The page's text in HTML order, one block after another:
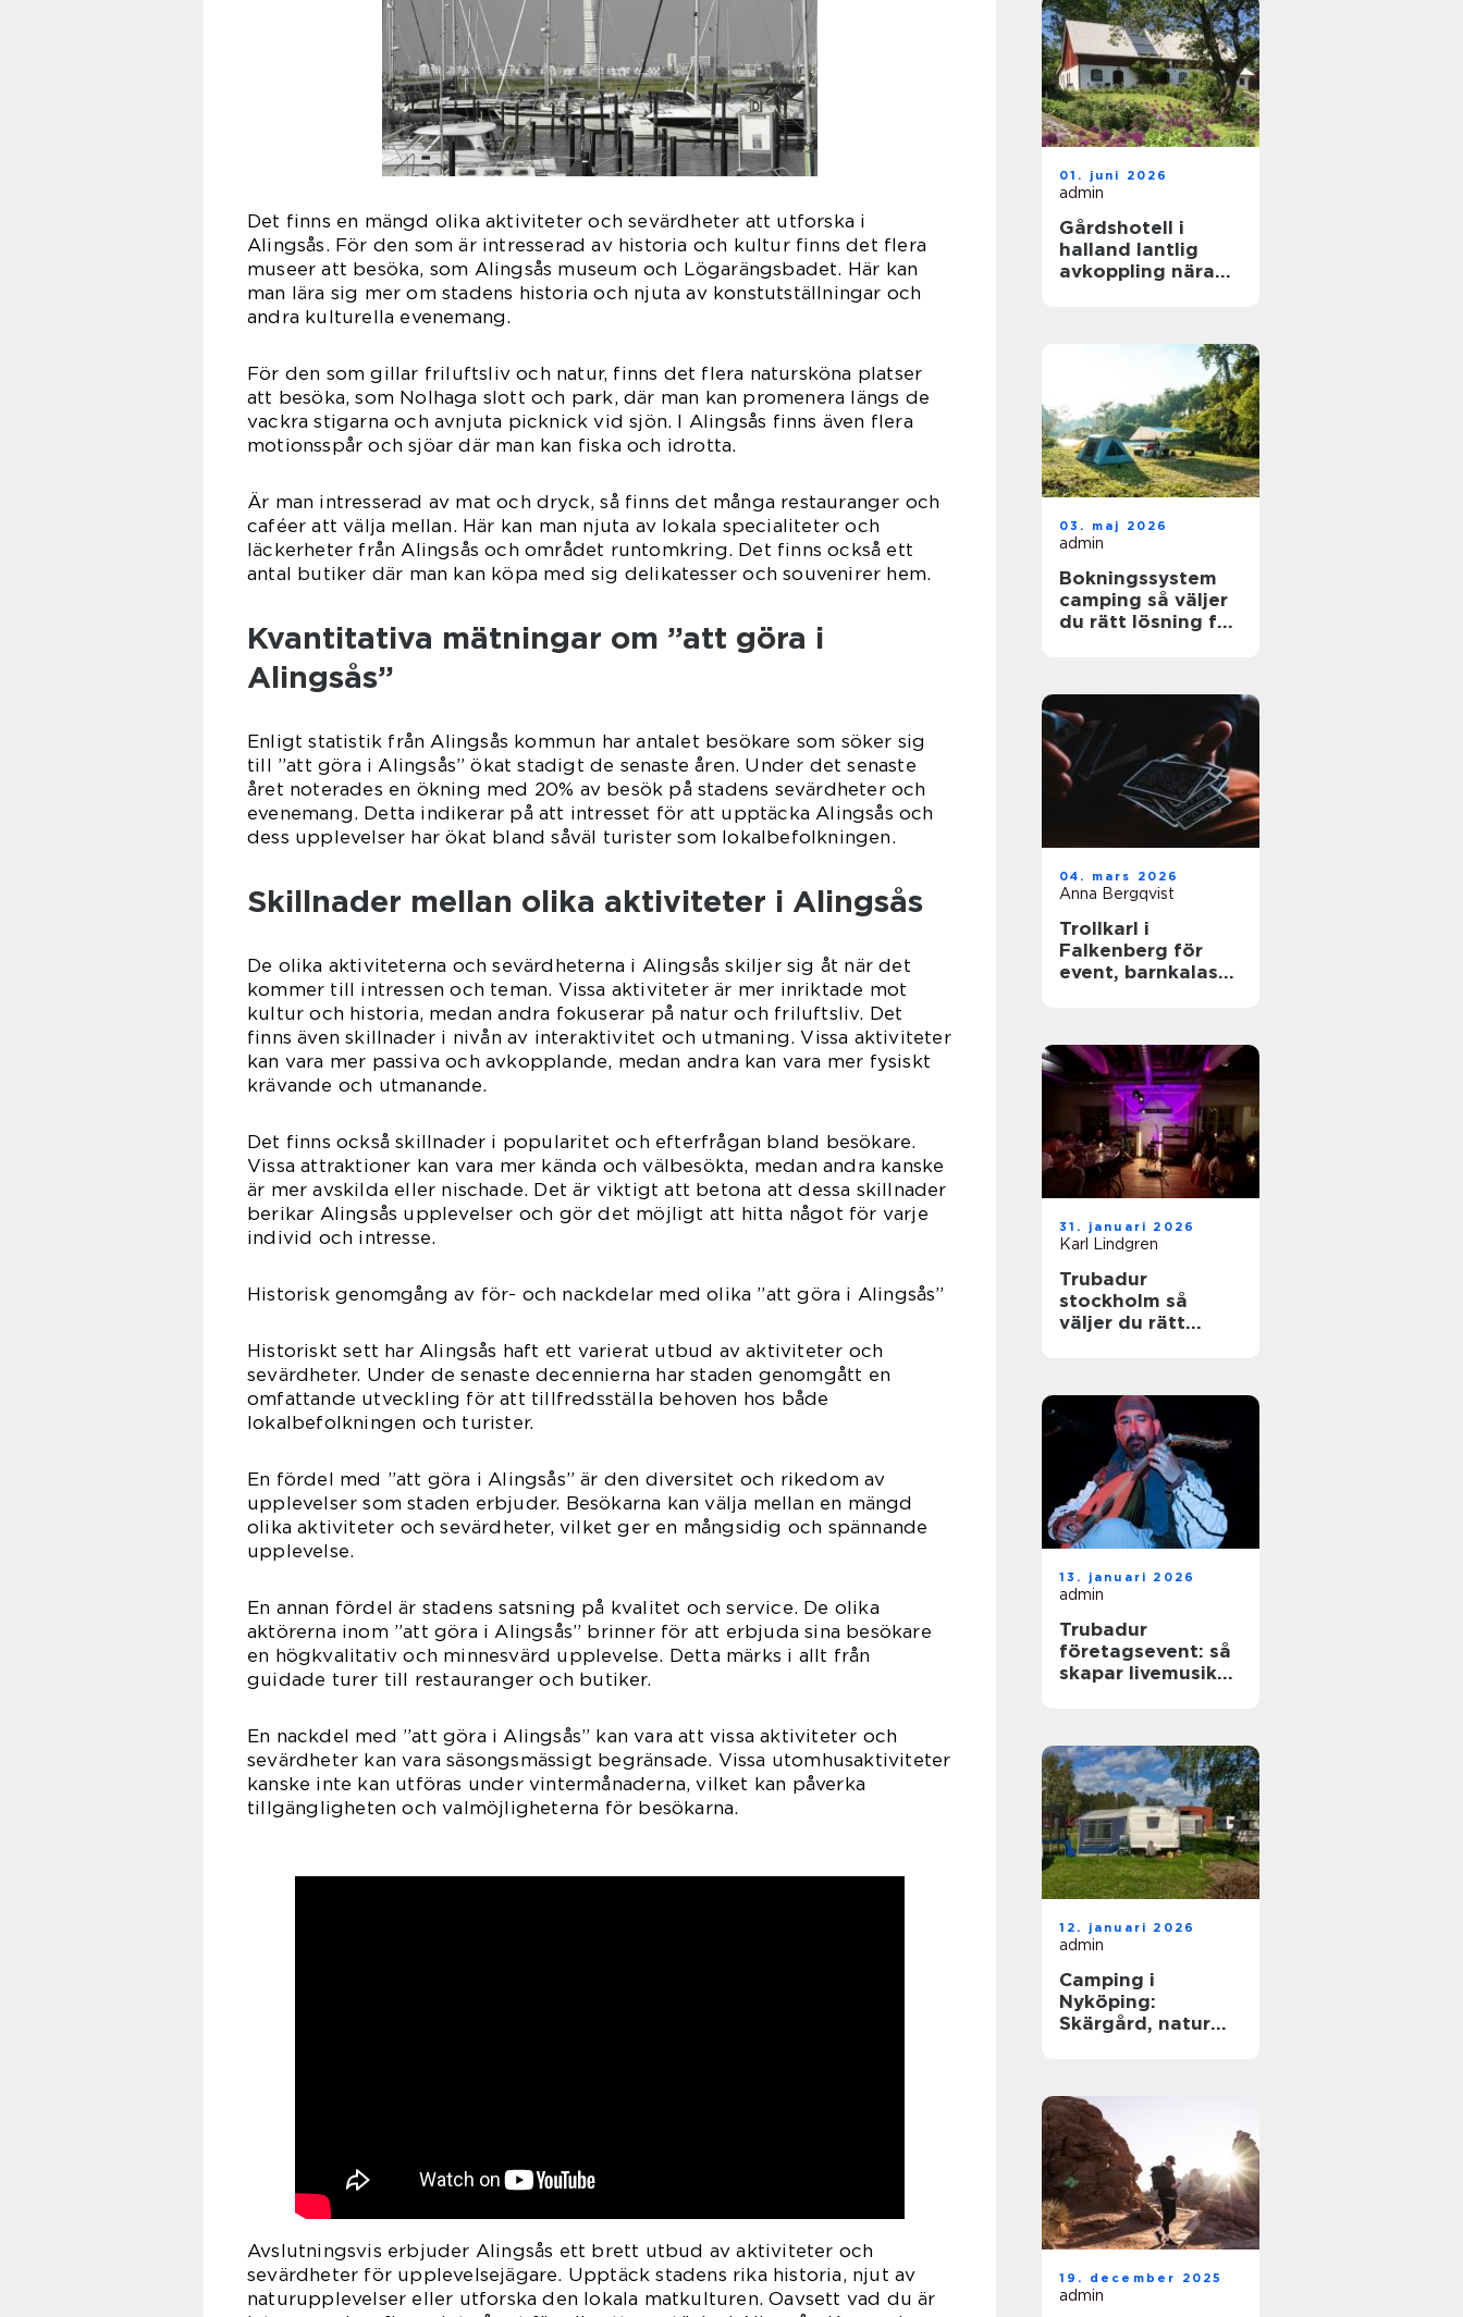
Det finns en mängd olika aktiviteter och sevärdheter att utforska i
Alingsås. För den som är intresserad av historia och kultur finns det flera
museer att besöka, som Alingsås museum och Lögarängsbadet. Här kan
man lära sig mer om stadens historia och njuta av konstutställningar och
andra kulturella evenemang.
För den som gillar friluftsliv och natur, finns det flera natursköna platser
att besöka, som Nolhaga slott och park, där man kan promenera längs de
vackra stigarna och avnjuta picknick vid sjön. I Alingsås finns även flera
motionsspår och sjöar där man kan fiska och idrotta.
Är man intresserad av mat och dryck, så finns det många restauranger och
caféer att välja mellan. Här kan man njuta av lokala specialiteter och
läckerheter från Alingsås och området runtomkring. Det finns också ett
antal butiker där man kan köpa med sig delikatesser och souvenirer hem.
Kvantitativa mätningar om ”att göra i
Alingsås”
Enligt statistik från Alingsås kommun har antalet besökare som söker sig
till ”att göra i Alingsås” ökat stadigt de senaste åren. Under det senaste
året noterades en ökning med 20% av besök på stadens sevärdheter och
evenemang. Detta indikerar på att intresset för att upptäcka Alingsås och
dess upplevelser har ökat bland såväl turister som lokalbefolkningen.
Skillnader mellan olika aktiviteter i Alingsås
De olika aktiviteterna och sevärdheterna i Alingsås skiljer sig åt när det
kommer till intressen och teman. Vissa aktiviteter är mer inriktade mot
kultur och historia, medan andra fokuserar på natur och friluftsliv. Det
finns även skillnader i nivån av interaktivitet och utmaning. Vissa aktiviteter
kan vara mer passiva och avkopplande, medan andra kan vara mer fysiskt
krävande och utmanande.
Det finns också skillnader i popularitet och efterfrågan bland besökare.
Vissa attraktioner kan vara mer kända och välbesökta, medan andra kanske
är mer avskilda eller nischade. Det är viktigt att betona att dessa skillnader
berikar Alingsås upplevelser och gör det möjligt att hitta något för varje
individ och intresse.
Historisk genomgång av för- och nackdelar med olika ”att göra i Alingsås”
Historiskt sett har Alingsås haft ett varierat utbud av aktiviteter och
sevärdheter. Under de senaste decennierna har staden genomgått en
omfattande utveckling för att tillfredsställa behoven hos både
lokalbefolkningen och turister.
En fördel med ”att göra i Alingsås” är den diversitet och rikedom av
upplevelser som staden erbjuder. Besökarna kan välja mellan en mängd
olika aktiviteter och sevärdheter, vilket ger en mångsidig och spännande
upplevelse.
En annan fördel är stadens satsning på kvalitet och service. De olika
aktörerna inom ”att göra i Alingsås” brinner för att erbjuda sina besökare
en högkvalitativ och minnesvärd upplevelse. Detta märks i allt från
guidade turer till restauranger och butiker.
En nackdel med ”att göra i Alingsås” kan vara att vissa aktiviteter och
sevärdheter kan vara säsongsmässigt begränsade. Vissa utomhusaktiviteter
kanske inte kan utföras under vintermånaderna, vilket kan påverka
tillgängligheten och valmöjligheterna för besökarna.
Avslutningsvis erbjuder Alingsås ett brett utbud av aktiviteter och
sevärdheter för upplevelsejägare. Upptäck stadens rika historia, njut av
naturupplevelser eller utforska den lokala matkulturen. Oavsett vad du är
01. juni 2026
admin
Gårdshotell i
halland lantlig
avkoppling nära
03. maj 2026
admin
Bokningssystem
camping så väljer
du rätt lösning för
04. mars 2026
Anna Bergqvist
Trollkarl i
Falkenberg för
event, barnkalas
31. januari 2026
Karl Lindgren
Trubadur
stockholm så
väljer du rätt
13. januari 2026
admin
Trubadur
företagsevent: så
skapar livemusiken
12. januari 2026
admin
Camping i
Nyköping:
Skärgård, natur
19. december 2025
admin